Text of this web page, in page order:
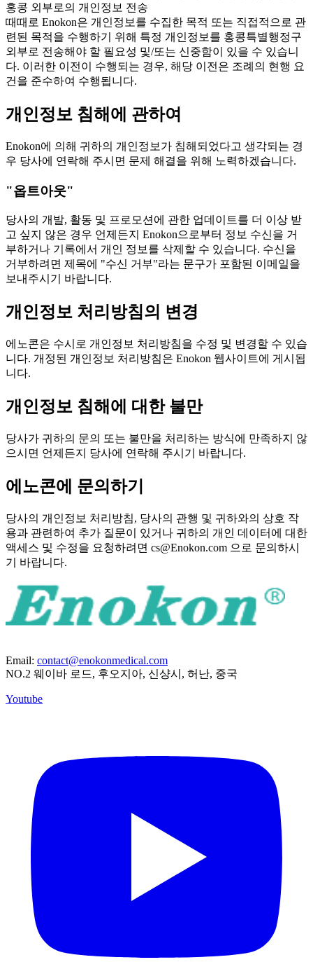
홍콩 외부로의 개인정보 전송
때때로 Enokon은 개인정보를 수집한 목적 또는 직접적으로 관
련된 목적을 수행하기 위해 특정 개인정보를 홍콩특별행정구
외부로 전송해야 할 필요성 및/또는 신중함이 있을 수 있습니
다. 이러한 이전이 수행되는 경우, 해당 이전은 조례의 현행 요
건을 준수하여 수행됩니다.
개인정보 침해에 관하여
Enokon에 의해 귀하의 개인정보가 침해되었다고 생각되는 경
우 당사에 연락해 주시면 문제 해결을 위해 노력하겠습니다.
"옵트아웃"
당사의 개발, 활동 및 프로모션에 관한 업데이트를 더 이상 받
고 싶지 않은 경우 언제든지 Enokon으로부터 정보 수신을 거
부하거나 기록에서 개인 정보를 삭제할 수 있습니다. 수신을
거부하려면 제목에 "수신 거부"라는 문구가 포함된 이메일을
보내주시기 바랍니다.
개인정보 처리방침의 변경
에노콘은 수시로 개인정보 처리방침을 수정 및 변경할 수 있습
니다. 개정된 개인정보 처리방침은 Enokon 웹사이트에 게시됩
니다.
개인정보 침해에 대한 불만
당사가 귀하의 문의 또는 불만을 처리하는 방식에 만족하지 않
으시면 언제든지 당사에 연락해 주시기 바랍니다.
에노콘에 문의하기
당사의 개인정보 처리방침, 당사의 관행 및 귀하와의 상호 작
용과 관련하여 추가 질문이 있거나 귀하의 개인 데이터에 대한
액세스 및 수정을 요청하려면 cs@Enokon.com 으로 문의하시
기 바랍니다.
Email: contact@enokonmedical.com
NO.2 웨이바 로드, 후오지아, 신샹시, 허난, 중국
Youtube